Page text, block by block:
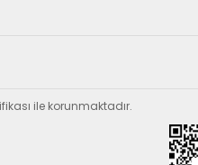
ile korunmaktadır.